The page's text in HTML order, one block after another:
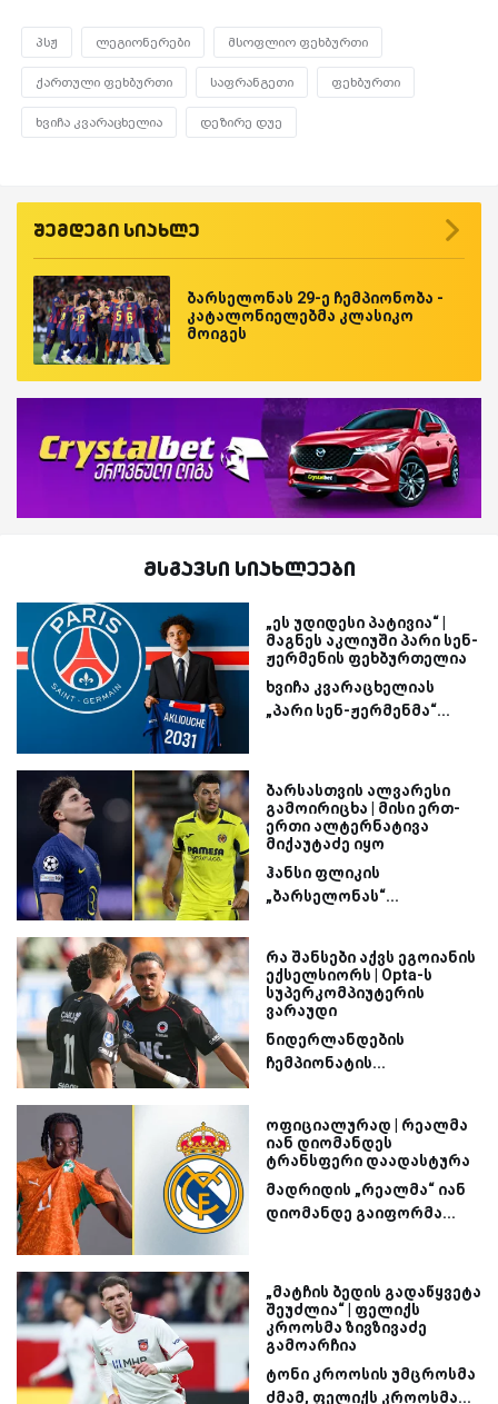
პსჟ ლეგიონერები მსოფლიო ფეხბურთი
ქართული ფეხბურთი საფრანგეთი ფეხბურთი
ხვიჩა კვარაცხელია დეზირე დუე
შემდეგი სიახლე
ბარსელონას 29-ე ჩემპიონობა -
კატალონიელებმა კლასიკო
მოიგეს
მსგავსი სიახლეები
„ეს უდიდესი პატივია“ |
მაგნეს აკლიუში პარი სენ-
ჟერმენის ფეხბურთელია
ხვიჩა კვარაცხელიას
„პარი სენ-ჟერმენმა“...
ბარსასთვის ალვარესი
გამოირიცხა | მისი ერთ-
ერთი ალტერნატივა
მიქაუტაძე იყო
ჰანსი ფლიკის
„ბარსელონას“...
რა შანსები აქვს ეგოიანის
ექსელსიორს | Opta-ს
სუპერკომპიუტერის
ვარაუდი
ნიდერლანდების
ჩემპიონატის...
ოფიციალურად | რეალმა
იან დიომანდეს
ტრანსფერი დაადასტურა
მადრიდის „რეალმა“ იან
დიომანდე გაიფორმა...
„მატჩის ბედის გადაწყვეტა
შეუძლია“ | ფელიქს
კროოსმა ზივზივაძე
გამოარჩია
ტონი კროოსის უმცროსმა
ძმამ, ფელიქს კროოსმა...